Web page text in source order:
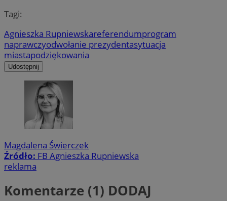
Tagi:
Agnieszka Rupniewskareferendumprogram
naprawczyodwołanie prezydentasytuacja
miastapodziękowania
Udostępnij
Magdalena Świerczek
Źródło: FB Agnieszka Rupniewska
reklama
Komentarze (1) DODAJ